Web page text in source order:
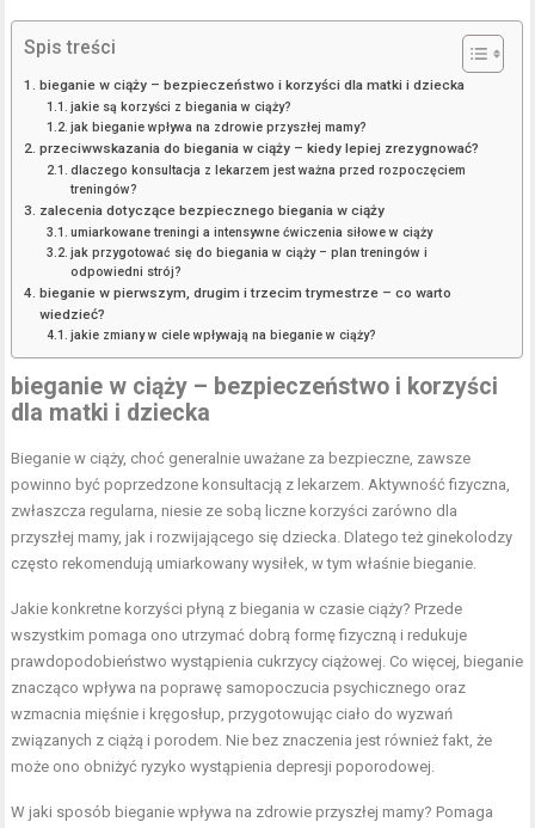
Spis treści
bieganie w ciąży – bezpieczeństwo i korzyści dla matki i dziecka
jakie są korzyści z biegania w ciąży?
jak bieganie wpływa na zdrowie przyszłej mamy?
przeciwwskazania do biegania w ciąży – kiedy lepiej zrezygnować?
dlaczego konsultacja z lekarzem jest ważna przed rozpoczęciem
treningów?
zalecenia dotyczące bezpiecznego biegania w ciąży
umiarkowane treningi a intensywne ćwiczenia siłowe w ciąży
jak przygotować się do biegania w ciąży – plan treningów i
odpowiedni strój?
bieganie w pierwszym, drugim i trzecim trymestrze – co warto
wiedzieć?
jakie zmiany w ciele wpływają na bieganie w ciąży?
bieganie w ciąży – bezpieczeństwo i korzyści
dla matki i dziecka
Bieganie w ciąży, choć generalnie uważane za bezpieczne, zawsze
powinno być poprzedzone konsultacją z lekarzem. Aktywność fizyczna,
zwłaszcza regularna, niesie ze sobą liczne korzyści zarówno dla
przyszłej mamy, jak i rozwijającego się dziecka. Dlatego też ginekolodzy
często rekomendują umiarkowany wysiłek, w tym właśnie bieganie.
Jakie konkretne korzyści płyną z biegania w czasie ciąży? Przede
wszystkim pomaga ono utrzymać dobrą formę fizyczną i redukuje
prawdopodobieństwo wystąpienia cukrzycy ciążowej. Co więcej, bieganie
znacząco wpływa na poprawę samopoczucia psychicznego oraz
wzmacnia mięśnie i kręgosłup, przygotowując ciało do wyzwań
związanych z ciążą i porodem. Nie bez znaczenia jest również fakt, że
może ono obniżyć ryzyko wystąpienia depresji poporodowej.
W jaki sposób bieganie wpływa na zdrowie przyszłej mamy? Pomaga